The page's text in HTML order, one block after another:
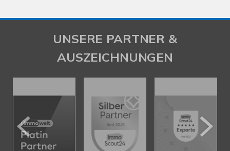
UNSERE PARTNER &
AUSZEICHNUNGEN